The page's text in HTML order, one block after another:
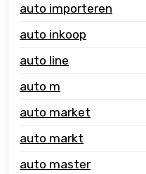
auto importeren
auto inkoop
auto line
auto m
auto market
auto markt
auto master